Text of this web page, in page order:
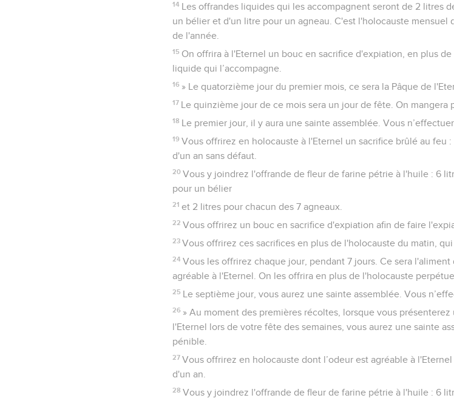
14
Les offrandes liquides qui les accompagnent seront de 2 litres
un bélier et d'un litre pour un agneau. C'est l'holocauste mensuel
de l'année.
15 On offrira à l'Eternel un bouc en sacrifice d'expiation, en plus
liquide qui l’accompagne.
16 » Le quatorzième jour du premier mois, ce sera la Pâque de
17 Le quinzième jour de ce mois sera un jour de fête. On mangera
18 Le premier jour, il y aura une sainte assemblée. Vous
19 Vous offrirez en holocauste à l'Eternel un sacrifice brûlé au feu
d'un an sans défaut.
20 Vous y joindrez l'offrande de fleur de farine pétrie à l'huile : 6
pour un bélier
21 et 2 litres pour chacun des 7 agneaux.
22 Vous offrirez un bouc en sacrifice d'expiation afin de faire
23 Vous offrirez ces sacrifices en plus de l'holocauste du matin,
24 Vous les offrirez chaque jour, pendant 7 jours. Ce sera
agréable à l'Eternel. On les offrira en plus de l'holocauste
25 Le septième jour, vous aurez une sainte assemblée. Vous
26 » Au moment des premières récoltes, lorsque vous
l'Eternel lors de votre fête des semaines, vous aurez une sainte
pénible.
27 Vous offrirez en holocauste dont l’odeur est agréable à
d'un an.
28 Vous y joindrez l'offrande de fleur de farine pétrie à l'huile : 6